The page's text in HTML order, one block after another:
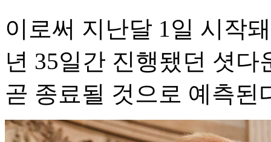
이로써 지난달 1일 시작
년 35일간 진행됐던 셧
곧 종료될 것으로 예측된